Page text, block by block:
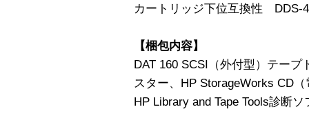
カートリッジ下位互換性 DDS-
【梱包内容】
DAT 160 SCSI（外付型）テー
スター、HP StorageWorks CD
HP Library and Tape Tools診断